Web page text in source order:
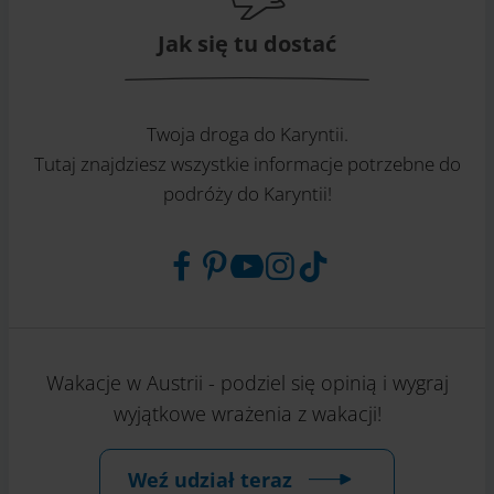
Jak się tu dostać
Twoja droga do Karyntii.
Tutaj znajdziesz wszystkie informacje potrzebne do
podróży do Karyntii!
Wakacje w Austrii - podziel się opinią i wygraj
wyjątkowe wrażenia z wakacji!
Weź udział teraz